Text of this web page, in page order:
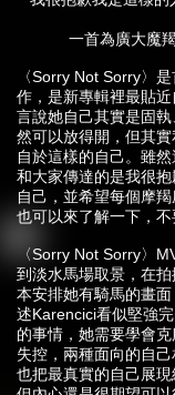
一首為廣大魔
〈Sorry Not Sorry〉
作，是新專輯裡最貼
言說她自己其實是固
然可以放得開，但其
自於這樣的自己。雖
和大家傳達的是我很
自己，並希望每個摩
也可以來了解一下，不
〈Sorry Not Sorry〉
到淡水馬場取景，在
本安排她有騎馬的畫
述Karencici看似堅強
的事情，她需要學會
失控，兩種面向的自
也把最真實的自己展